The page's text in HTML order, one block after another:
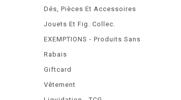
Dés, Pièces Et Accessoires
Jouets Et Fig. Collec.
EXEMPTIONS - Produits Sans
Rabais
Giftcard
Vêtement